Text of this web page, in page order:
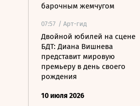
барочным жемчугом
07:57 / Арт-гид
Двойной юбилей на сцене
БДТ: Диана Вишнева
представит мировую
премьеру в день своего
рождения
10 июля 2026